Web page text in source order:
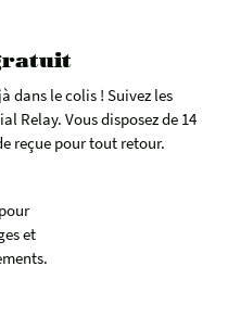
dans le colis ! Suivez les
Relay. Vous disposez de 14
reçue pour tout retour.